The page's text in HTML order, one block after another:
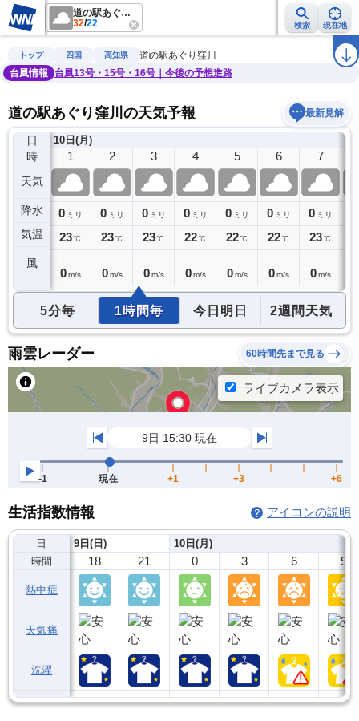
道の駅あぐり窪川
32/22 検索 現在地
雨雲レーダー 台風情報 地震情報 警報・注意報 ラ
トップ 四国 高知県
道の駅あぐり窪川
台風情報
台風13号・15号・16号｜今後の予想進路
道の駅あぐり窪川の天気予報 最新見解
日
時
天気
降水
気温
風
10日(月)
0
0ミリ
23℃
1
0 ミリ
23℃
0 m/s
2
0 ミリ
23℃
0 m/s
3
0 ミリ
23℃
0 m/s
4
0 ミリ
22℃
0 m/s
5
0 ミリ
22℃
0 m/s
6
0 ミリ
22℃
0 m/s
7
0 ミリ
23℃
0 m/s
5分毎 1時間毎 今日明日 2週間天気
雨雲レーダー 60時間先まで見る
生活指数情報 アイコンの説明
日
時間
熱中症
天気痛
洗濯
9日(日)
18 21
10日(月)
0 3 6 9